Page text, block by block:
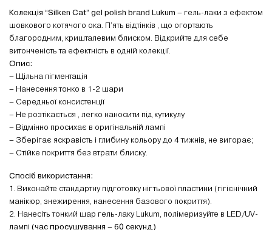
Колекція “Silken Cat” gel polish brand Lukum – гель-лаки з ефектом
шовкового котячого ока. П’ять відтінків , що огортають
благородним, кришталевим блиском. Відкрийте для себе
витонченість та ефектність в одній колекції.
Опис:
– Щільна пігментація
– Нанесення тонко в 1-2 шари
– Середньої консистенції
– Не розтікається , легко наносити під кутикулу
– Відмінно просихає в оригінальній лампі
– Зберігає яскравість і глибину кольору до 4 тижнів, не вигорає;
– Стійке покриття без втрати блиску.
Спосіб використання:
1. Виконайте стандартну підготовку нігтьової пластини (гігієнічний
манікюр, знежирення, нанесення базового покриття).
2. Нанесіть тонкий шар гель-лаку Lukum, полімеризуйте в LED/UV-
лампі (час просушування – 60 секунд)